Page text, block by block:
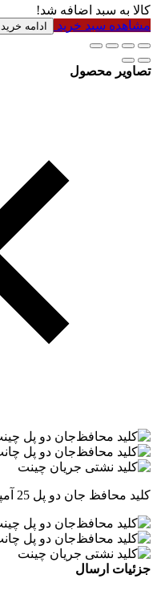
کالا به سبد اضافه شد!
مشاهده سبد خرید
ادامه خرید
تصاویر محصول
کلید محافظ جان دو پل 25 آمپر چینت سری NL1-63
جزئیات ارسال